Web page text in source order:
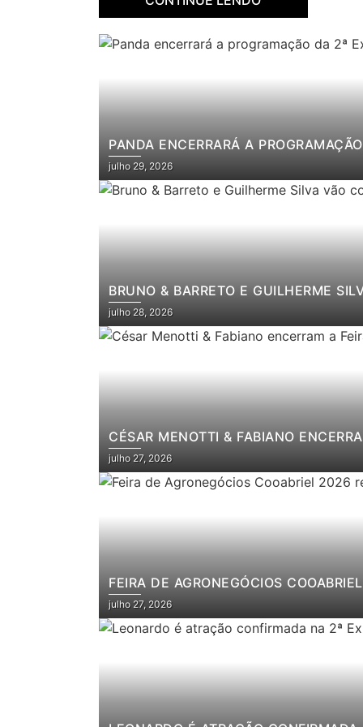
PANDA ENCERRARÁ A
julho 29, 2026
BRUNO & BARRETO E GUILHERME
julho 28, 2026
CÉSAR MENOTTI & FABIANO
julho 27, 2026
FEIRA DE AGRONEGÓCIOS
julho 27, 2026